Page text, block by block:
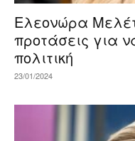
Ελεονώρα
προτάσεις για
πολιτική
23/01/2024